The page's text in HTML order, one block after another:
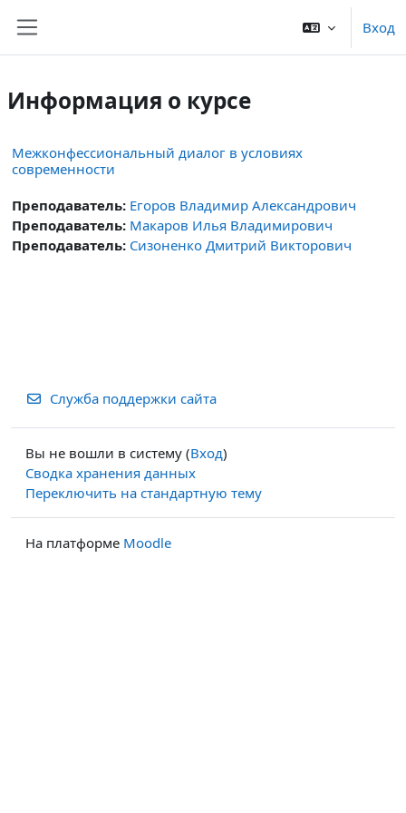
Вход
Информация о курсе
Межконфессиональный диалог в условиях
современности
Преподаватель: Егоров Владимир Александрович
Преподаватель: Макаров Илья Владимирович
Преподаватель: Сизоненко Дмитрий Викторович
Служба поддержки сайта
Вы не вошли в систему (Вход)
Сводка хранения данных
Переключить на стандартную тему
На платформе Moodle